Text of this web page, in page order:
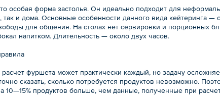
особая форма застолья. Он идеально подходит для
так и дома. Основные особенности данного вида кейтеринга —
для общения. На столах нет сервировки и порционных
напитком. Длительность — около двух часов.
расчет фуршета может практически каждый, но задачу
сказать, сколько потребуется продуктов невозможно.
10—15% продуктов больше, чем данные, полученные при